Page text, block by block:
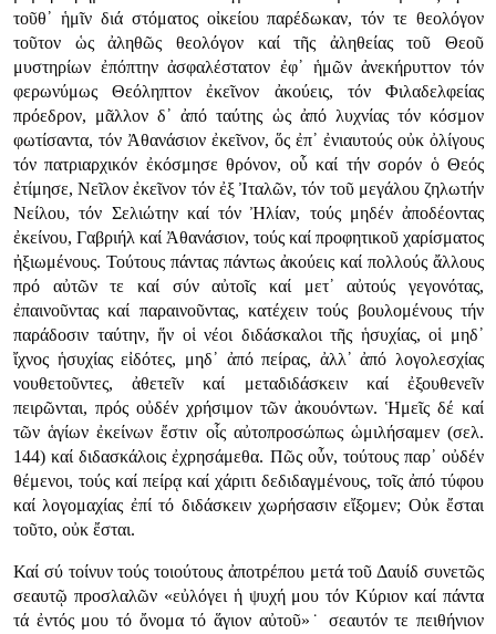
τοῦθ᾿ ἡμῖν διά στόματος οἰκείου παρέδωκαν, τόν τε θεολόγον
τοῦτον ὡς ἀληθῶς θεολόγον καί τῆς ἀληθείας τοῦ Θεοῦ
μυστηρίων ἐπόπτην ἀσφαλέστατον ἐφ᾿ ἡμῶν ἀνεκήρυττον τόν
φερωνύμως Θεόληπτον ἐκεῖνον ἀκούεις, τόν Φιλαδελφείας
πρόεδρον, μᾶλλον δ᾿ ἀπό ταύτης ὡς ἀπό λυχνίας τόν κόσμον
φωτίσαντα, τόν Ἀθανάσιον ἐκεῖνον, ὅς ἐπ᾿ ἐνιαυτούς οὐκ ὀλίγους
τόν πατριαρχικόν ἐκόσμησε θρόνον, οὗ καί τήν σορόν ὁ Θεός
ἐτίμησε, Νεῖλον ἐκεῖνον τόν ἐξ Ἰταλῶν, τόν τοῦ μεγάλου ζηλωτήν
Νείλου, τόν Σελιώτην καί τόν Ἠλίαν, τούς μηδέν ἀποδέοντας
ἐκείνου, Γαβριήλ καί Ἀθανάσιον, τούς καί προφητικοῦ χαρίσματος
ἠξιωμένους. Τούτους πάντας πάντως ἀκούεις καί πολλούς ἄλλους
πρό αὐτῶν τε καί σύν αὐτοῖς καί μετ᾿ αὐτούς γεγονότας,
ἐπαινοῦντας καί παραινοῦντας, κατέχειν τούς βουλομένους τήν
παράδοσιν ταύτην, ἥν οἱ νέοι διδάσκαλοι τῆς ἡσυχίας, οἱ μηδ᾿
ἴχνος ἡσυχίας εἰδότες, μηδ᾿ ἀπό πείρας, ἀλλ᾿ ἀπό λογολεσχίας
νουθετοῦντες, ἀθετεῖν καί μεταδιδάσκειν καί ἐξουθενεῖν
πειρῶνται, πρός οὐδέν χρήσιμον τῶν ἀκουόντων. Ἡμεῖς δέ καί
τῶν ἁγίων ἐκείνων ἔστιν οἷς αὐτοπροσώπως ὡμιλήσαμεν (σελ.
144) καί διδασκάλοις ἐχρησάμεθα. Πῶς οὖν, τούτους παρ᾿ οὐδέν
θέμενοι, τούς καί πείρᾳ καί χάριτι δεδιδαγμένους, τοῖς ἀπό τύφου
καί λογομαχίας ἐπί τό διδάσκειν χωρήσασιν εἴξομεν; Οὐκ ἔσται
τοῦτο, οὐκ ἔσται.
Καί σύ τοίνυν τούς τοιούτους ἀποτρέπου μετά τοῦ Δαυίδ συνετῶς
σεαυτῷ προσλαλῶν «εὐλόγει ἡ ψυχή μου τόν Κύριον καί πάντα
τά ἐντός μου τό ὄνομα τό ἅγιον αὐτοῦ»˙ σεαυτόν τε πειθήνιον